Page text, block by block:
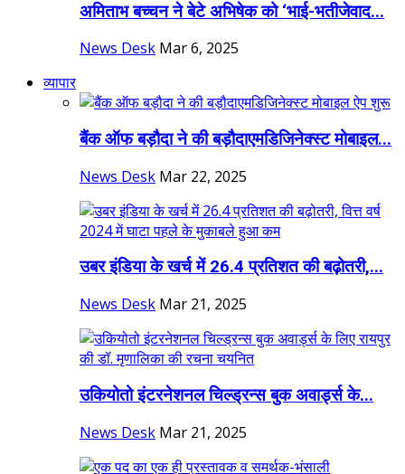
अमिताभ बच्चन ने बेटे अभिषेक को ‘भाई-भतीजेवाद...
News Desk Mar 6, 2025
व्यापार
बैंक ऑफ बड़ौदा ने की बड़ौदाएमडिजिनेक्स्ट मोबाइल...
News Desk Mar 22, 2025
उबर इंडिया के खर्च में 26.4 प्रतिशत की बढ़ोतरी,...
News Desk Mar 21, 2025
उकियोतो इंटरनेशनल चिल्ड्रन्स बुक अवार्ड्स के...
News Desk Mar 21, 2025